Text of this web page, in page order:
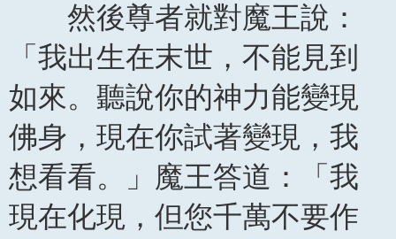
然後尊者就對魔王說：
「我出生在末世，不能見到
如來。聽說你的神力能變現
佛身，現在你試著變現，我
想看看。」魔王答道：「我
現在化現，但您千萬不要作